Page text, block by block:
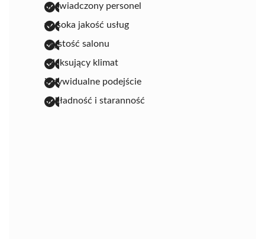
doświadczony personel
wysoka jakość usług
czystość salonu
relaksujący klimat
indywidualne podejście
dokładność i staranność